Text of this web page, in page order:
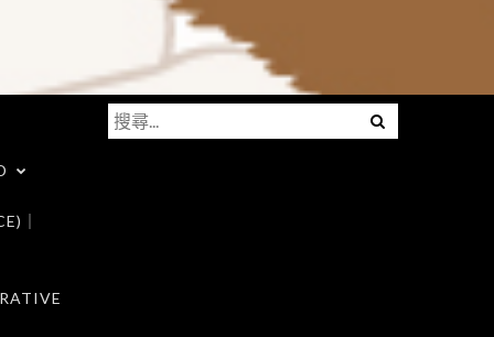
｜
Menu
搜
尋